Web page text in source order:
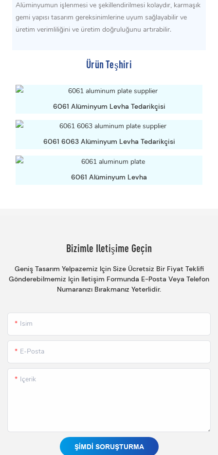
Alüminyumun işlenmesi ve şekillendirilmesi kolaydır, karmaşık
gemi yapısı tasarım gereksinimlerine uyum sağlayabilir ve
üretim verimliliğini ve üretim doğruluğunu artırabilir.
Ürün Teşhiri
6061 Alüminyum Levha Tedarikçisi
6061 6063 Alüminyum Levha Tedarikçisi
6061 Alüminyum Levha
Bizimle Iletişime Geçin
Geniş Tasarım Yelpazemiz Için Size Ücretsiz Bir Fiyat Teklifi
Gönderebilmemiz Için Iletişim Formunda E-Posta Veya Telefon
Numaranızı Bırakmanız Yeterlidir.
Isim
E-Posta
Içerik
ŞIMDI SORUŞTURMA